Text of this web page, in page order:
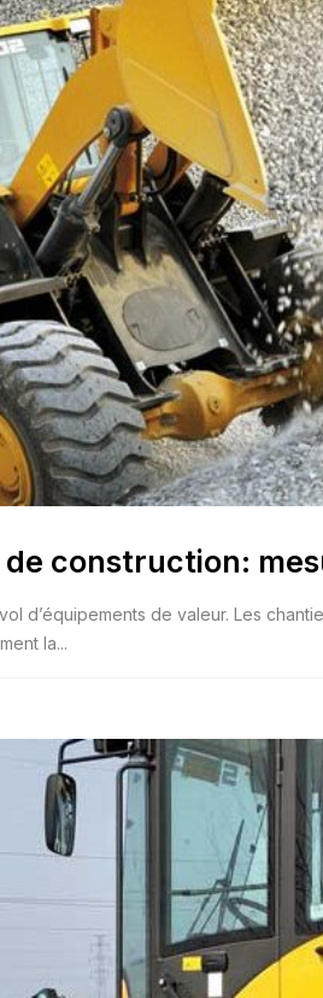
construction:
d’équipements de valeur. Les
la...